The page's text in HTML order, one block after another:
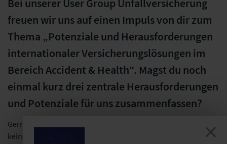
Bei unserer User Group Unfallversicherung
freuen wir uns auf einen Impuls von dir zum
Thema „Potenziale und Herausforderungen
internationaler Versicherungslösungen im
Bereich Accident & Health“. Magst du noch
einmal kurz drei zentrale Herausforderungen
und Potenziale für uns zusammenfassen?
Gerne! Der wesentlichste Punkt ist aus meiner Sicht, dass es
keine „one fits all“-Lösung gibt. Die idealtypische Vorstellung